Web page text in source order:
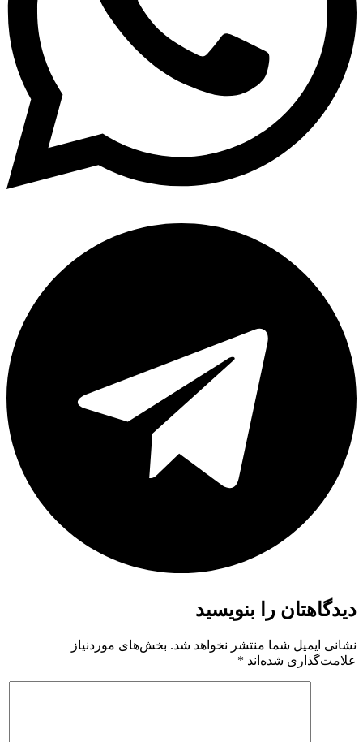
دیدگاهتان را بنویسید
نشانی ایمیل شما منتشر نخواهد شد. بخش‌های موردنیاز
علامت‌گذاری شده‌اند *